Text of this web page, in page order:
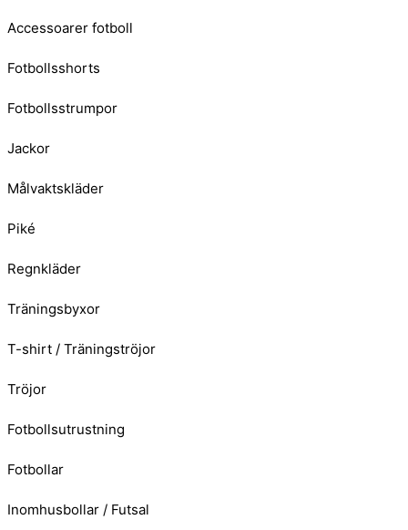
Accessoarer fotboll
Fotbollsshorts
Fotbollsstrumpor
Jackor
Målvaktskläder
Piké
Regnkläder
Träningsbyxor
T-shirt / Träningströjor
Tröjor
Fotbollsutrustning
Fotbollar
Inomhusbollar / Futsal